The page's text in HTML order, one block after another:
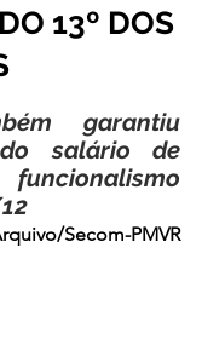
13º DOS
de 5 estrelas.
garantiu
salário de
Secom-PMVR